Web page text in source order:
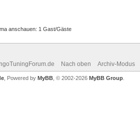
anschauen: 1 Gast/Gäste
Nach oben Archiv-Modus
, Powered by MyBB , © 2002-2026 MyBB Group